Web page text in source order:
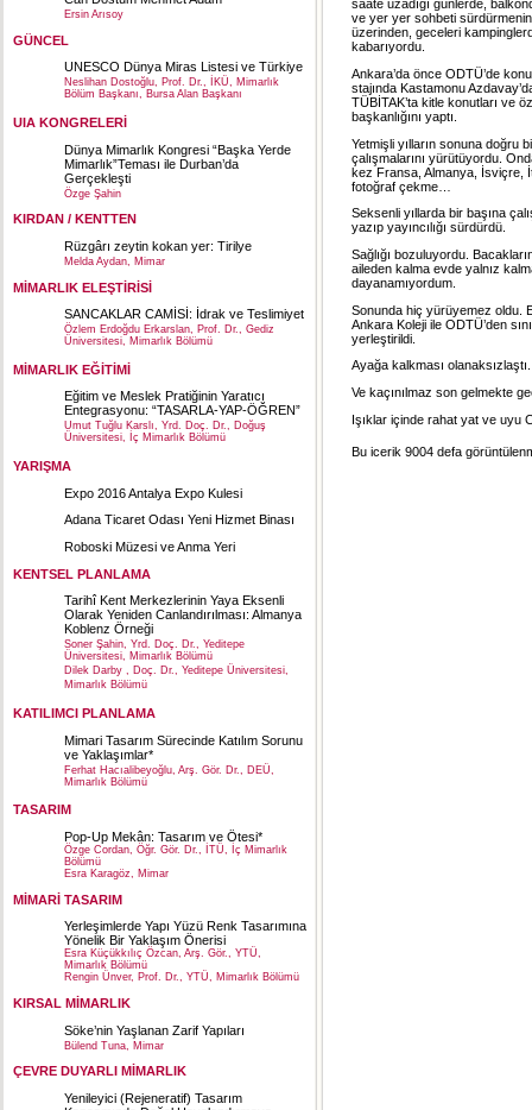
Ersin Arısoy
GÜNCEL
UNESCO Dünya Miras Listesi ve Türkiye
Neslihan Dostoğlu, Prof. Dr., İKÜ, Mimarlık
Bölüm Başkanı, Bursa Alan Başkanı
UIA KONGRELERİ
Dünya Mimarlık Kongresi “Başka Yerde
Mimarlık”Teması ile Durban’da
Gerçekleşti
Özge Şahin
KIRDAN / KENTTEN
Rüzgârı zeytin kokan yer: Tirilye
Melda Aydan, Mimar
MİMARLIK ELEŞTİRİSİ
SANCAKLAR CAMİSİ: İdrak ve Teslimiyet
Özlem Erdoğdu Erkarslan, Prof. Dr., Gediz
Üniversitesi, Mimarlık Bölümü
MİMARLIK EĞİTİMİ
Eğitim ve Meslek Pratiğinin Yaratıcı
Entegrasyonu: “TASARLA-YAP-ÖĞREN”
Umut Tuğlu Karslı, Yrd. Doç. Dr., Doğuş
Üniversitesi, İç Mimarlık Bölümü
YARIŞMA
Expo 2016 Antalya Expo Kulesi
Adana Ticaret Odası Yeni Hizmet Binası
Roboski Müzesi ve Anma Yeri
KENTSEL PLANLAMA
Tarihî Kent Merkezlerinin Yaya Eksenli
Olarak Yeniden Canlandırılması: Almanya
Koblenz Örneği
Soner Şahin, Yrd. Doç. Dr., Yeditepe
Üniversitesi, Mimarlık Bölümü
Dilek Darby , Doç. Dr., Yeditepe Üniversitesi,
Mimarlık Bölümü
KATILIMCI PLANLAMA
Mimari Tasarım Sürecinde Katılım Sorunu
ve Yaklaşımlar*
Ferhat Hacıalibeyoğlu, Arş. Gör. Dr., DEÜ,
Mimarlık Bölümü
TASARIM
Pop-Up Mekân: Tasarım ve Ötesi*
Özge Cordan, Öğr. Gör. Dr., İTÜ, İç Mimarlık
Bölümü
Esra Karagöz, Mimar
MİMARİ TASARIM
Yerleşimlerde Yapı Yüzü Renk Tasarımına
Yönelik Bir Yaklaşım Önerisi
Esra Küçükkılıç Özcan, Arş. Gör., YTÜ,
Mimarlık Bölümü
Rengin Ünver, Prof. Dr., YTÜ, Mimarlık Bölümü
KIRSAL MİMARLIK
Söke’nin Yaşlanan Zarif Yapıları
Bülend Tuna, Mimar
ÇEVRE DUYARLI MİMARLIK
Yenileyici (Rejeneratif) Tasarım
saate uzadığı günlerde,
ve yer yer sohbeti
üzerinden, geceleri
kabarıyordu.
Ankara’da önce ODTÜ’de
stajında Kastamonu
TÜBİTAK’ta kitle konutları ve
başkanlığını yaptı.
Yetmişli yılların sonuna doğru
çalışmalarını yürütüyordu.
kez Fransa, Almanya, İsviçre,
fotoğraf çekme…
Seksenli yıllarda bir başına
yazıp yayıncılığı sürdürdü.
Sağlığı bozuluyordu.
aileden kalma evde yalnız
dayanamıyordum.
Sonunda hiç yürüyemez oldu.
Ankara Koleji ile ODTÜ’den
yerleştirildi.
Ayağa kalkması
Ve kaçınılmaz son gelmekte
Işıklar içinde rahat yat ve uyu
Bu icerik 9004 defa